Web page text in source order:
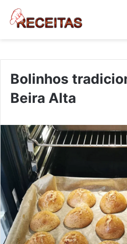
Bolinhos
Beira Alta